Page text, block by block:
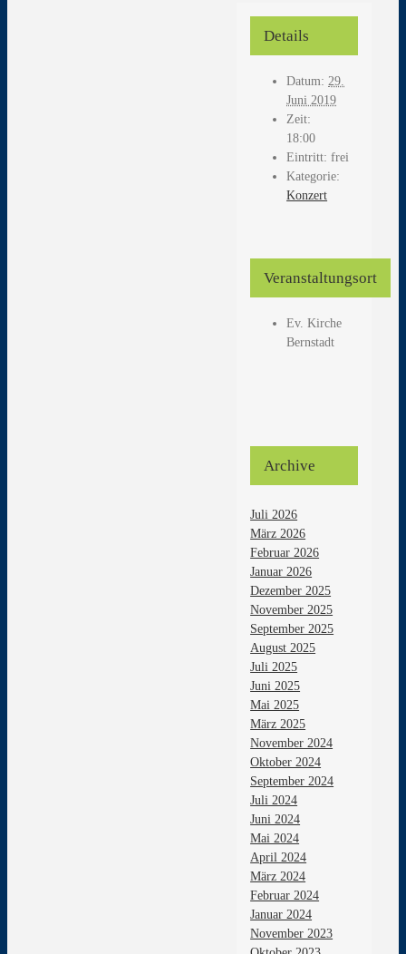
Details
Datum: 29.
Juni 2019
Zeit:
18:00
Eintritt: frei
Kategorie:
Konzert
Veranstaltungsort
Ev. Kirche
Bernstadt
Archive
Juli 2026
März 2026
Februar 2026
Januar 2026
Dezember 2025
November 2025
September 2025
August 2025
Juli 2025
Juni 2025
Mai 2025
März 2025
November 2024
Oktober 2024
September 2024
Juli 2024
Juni 2024
Mai 2024
April 2024
März 2024
Februar 2024
Januar 2024
November 2023